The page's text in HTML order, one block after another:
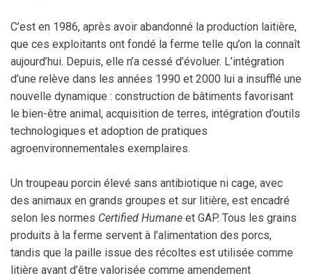
C’est en 1986, après avoir abandonné la production laitière,
que ces exploitants ont fondé la ferme telle qu’on la connaît
aujourd’hui. Depuis, elle n’a cessé d’évoluer. L’intégration
d’une relève dans les années 1990 et 2000 lui a insufflé une
nouvelle dynamique : construction de bâtiments favorisant
le bien-être animal, acquisition de terres, intégration d’outils
technologiques et adoption de pratiques
agroenvironnementales exemplaires.
Un troupeau porcin élevé sans antibiotique ni cage, avec
des animaux en grands groupes et sur litière, est encadré
selon les normes Certified Humane et GAP. Tous les grains
produits à la ferme servent à l’alimentation des porcs,
tandis que la paille issue des récoltes est utilisée comme
litière avant d’être valorisée comme amendement